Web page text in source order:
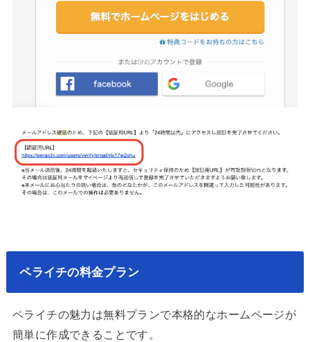
ペライチの料金プラン
ペライチの魅力は無料プランで本格的なホームページが
簡単に作成できることです。